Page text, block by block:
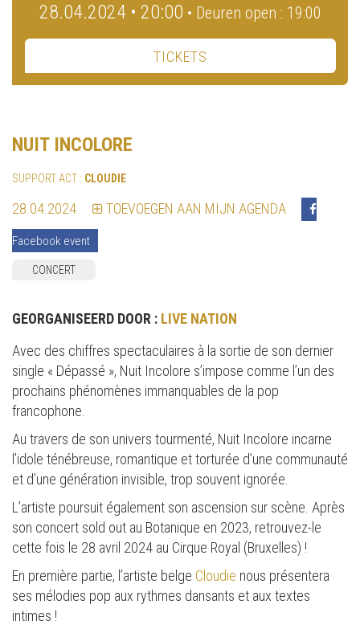
28.04.2024 • 20:00 • Deuren open : 19:00
TICKETS
NUIT INCOLORE
SUPPORT ACT : CLOUDIE
28.04.2024 TOEVOEGEN AAN MIJN AGENDA
Facebook event
CONCERT
GEORGANISEERD DOOR : LIVE NATION
Avec des chiffres spectaculaires à la sortie de son dernier
single « Dépassé », Nuit Incolore s’impose comme l’un des
prochains phénomènes immanquables de la pop
francophone.
Au travers de son univers tourmenté, Nuit Incolore incarne
l’idole ténébreuse, romantique et torturée d’une communauté
et d’une génération invisible, trop souvent ignorée.
L’artiste poursuit également son ascension sur scène. Après
son concert sold out au Botanique en 2023, retrouvez-le
cette fois le 28 avril 2024 au Cirque Royal (Bruxelles) !
En première partie, l’artiste belge Cloudie nous présentera
ses mélodies pop aux rythmes dansants et aux textes
intimes !